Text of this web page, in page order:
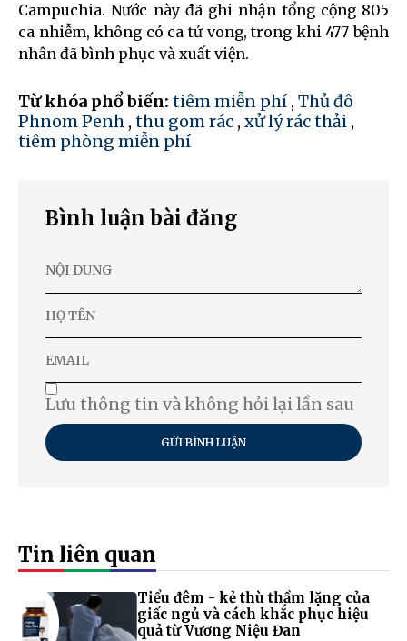
Campuchia. Nước này đã ghi nhận tổng cộng 805
ca nhiễm, không có ca tử vong, trong khi 477 bệnh
nhân đã bình phục và xuất viện.
Từ khóa phổ biến: tiêm miễn phí , Thủ đô
Phnom Penh , thu gom rác , xử lý rác thải ,
tiêm phòng miễn phí
Bình luận bài đăng
Lưu thông tin và không hỏi lại lần sau
GỬI BÌNH LUẬN
Tin liên quan
Tiểu đêm - kẻ thù thầm lặng của
giấc ngủ và cách khắc phục hiệu
quả từ Vương Niệu Đan